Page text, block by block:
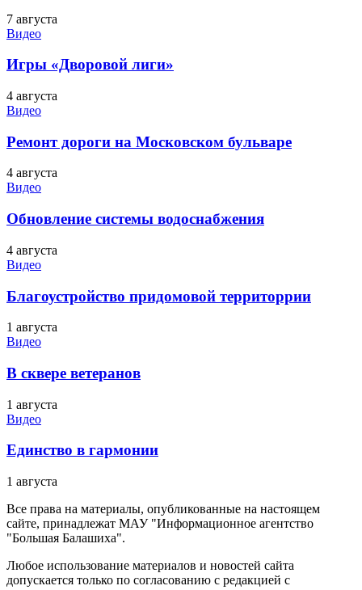
7 августа
Видео
Игры «Дворовой лиги»
4 августа
Видео
Ремонт дороги на Московском бульваре
4 августа
Видео
Обновление системы водоснабжения
4 августа
Видео
Благоустройство придомовой территоррии
1 августа
Видео
В сквере ветеранов
1 августа
Видео
Единство в гармонии
1 августа
Все права на материалы, опубликованные на настоящем
сайте, принадлежат МАУ "Информационное агентство
"Большая Балашиха".
Любое использование материалов и новостей сайта
допускается только по согласованию с редакцией с